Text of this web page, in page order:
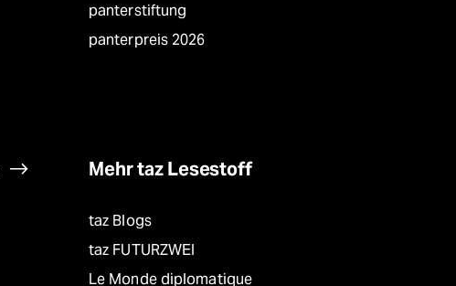
panterstiftung
panterpreis 2026
Mehr taz Lesestoff
taz Blogs
taz FUTURZWEI
Le Monde diplomatique